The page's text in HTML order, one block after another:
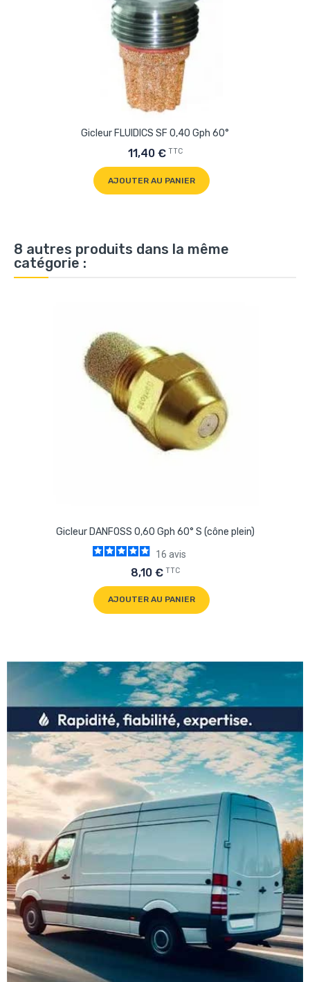
Gicleur FLUIDICS SF 0,40 Gph 60°
11,40 € TTC
AJOUTER AU PANIER
8 autres produits dans la même
catégorie :
Gicleur DANFOSS 0,60 Gph 60° S (cône plein)
16 avis
8,10 € TTC
AJOUTER AU PANIER